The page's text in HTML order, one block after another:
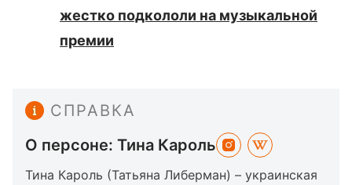
жестко подкололи на музыкальной
премии
СПРАВКА
О персоне: Тина Кароль
Тина Кароль (Татьяна Либерман) – украинская